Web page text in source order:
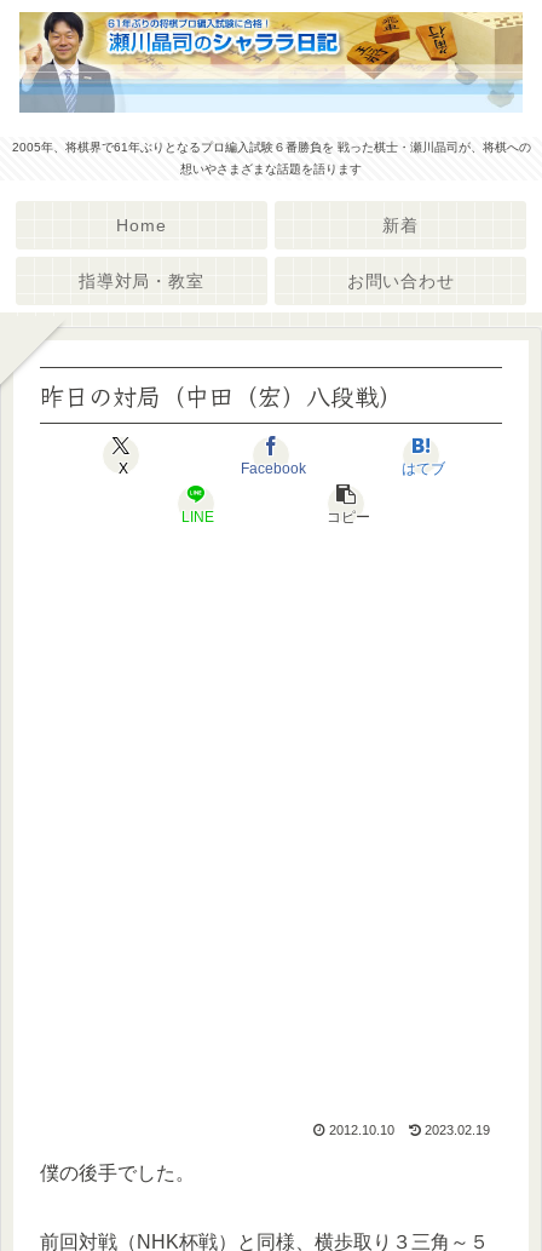
2005年、将棋界で61年ぶりとなるプロ編入試験６番勝負を 戦った棋士・瀬川晶司が、将棋への
想いやさまざまな話題を語ります
Home 新着
指導対局・教室 お問い合わせ
昨日の対局（中田（宏）八段戦）
X Facebook はてブ
LINE コピー
2012.10.10 2023.02.19
僕の後手でした。
前回対戦（NHK杯戦）と同様、横歩取り３三角～５